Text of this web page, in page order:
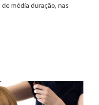
média duração, nas